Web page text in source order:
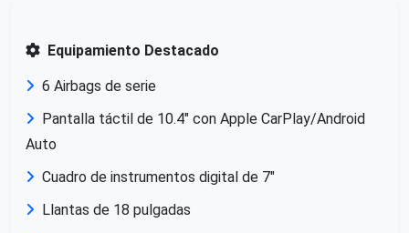
Equipamiento Destacado
6 Airbags de serie
Pantalla táctil de 10.4" con Apple CarPlay/Android
Auto
Cuadro de instrumentos digital de 7"
Llantas de 18 pulgadas